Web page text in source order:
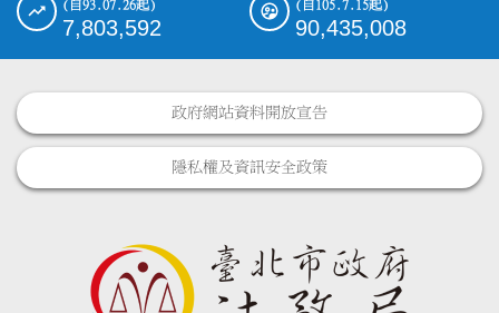
(自93.07.26起)
7,803,592
(自105.7.15起)
90,435,008
政府網站資料開放宣告
隱私權及資訊安全政策